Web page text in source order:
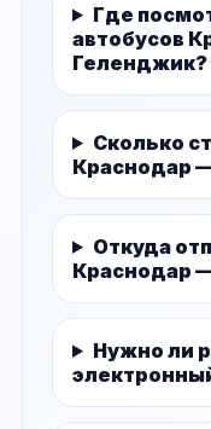
Где
автобусов
Геленджик?
Сколько
Краснодар
Откуда
Краснодар
Нужно ли